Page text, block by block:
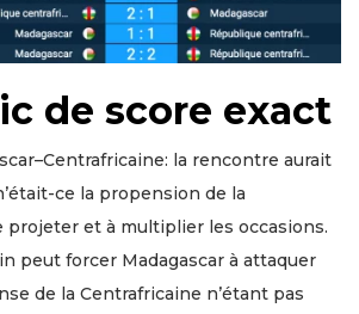
de score exact
la rencontre aurait
ce la propension de la
projeter et à multiplier les occasions.
peut forcer Madagascar à attaquer
de la Centrafricaine n’étant pas